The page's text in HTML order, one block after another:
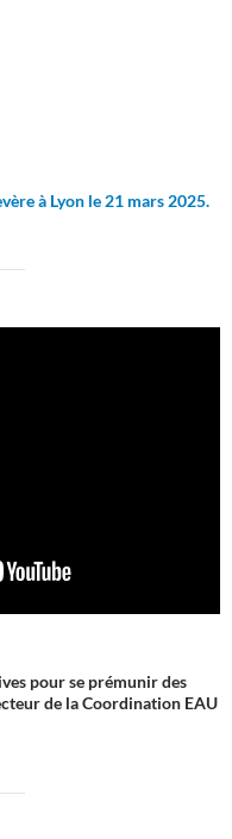
à Lyon le 21 mars 2025.
pour se prémunir des
de la Coordination EAU